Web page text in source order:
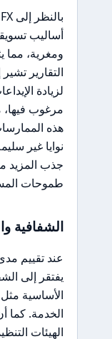
أساليب
ومغرية، مما
التقارير
لزيادة
مرغوب فيها،
هذه
نوايا غير
جذب المزيد
طموحات
الشفافية
يفتقر إلى
الأساسية
الخدمة. كما
الهيئات